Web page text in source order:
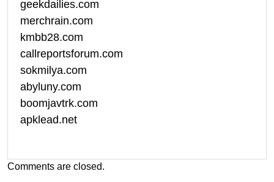
geekdailies.com
merchrain.com
kmbb28.com
callreportsforum.com
sokmilya.com
abyluny.com
boomjavtrk.com
apklead.net
Comments are closed.